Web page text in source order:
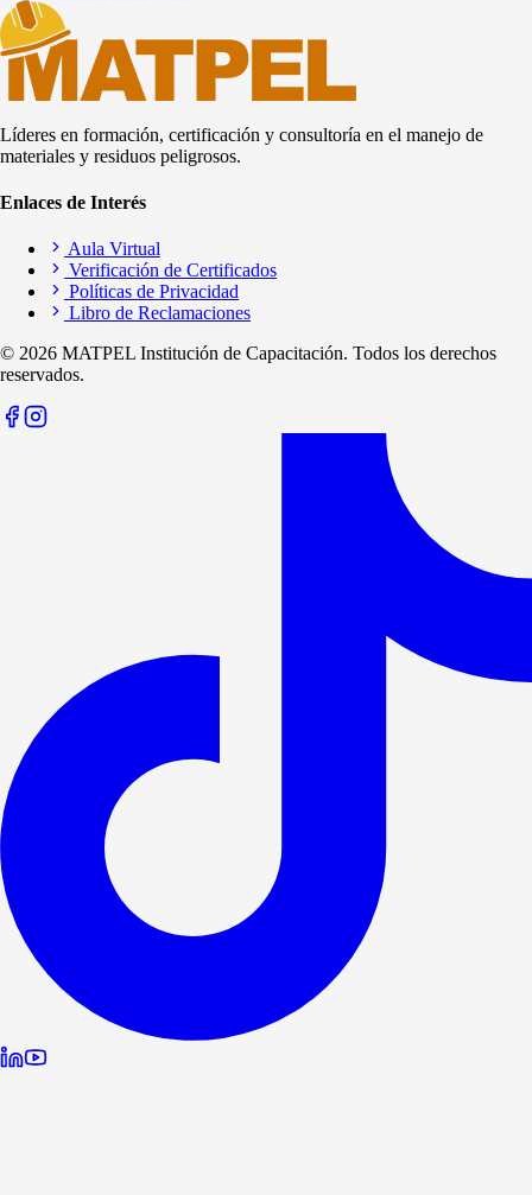
Líderes en formación, certificación y consultoría en el manejo de
materiales y residuos peligrosos.
Enlaces de Interés
Aula Virtual
Verificación de Certificados
Políticas de Privacidad
Libro de Reclamaciones
© 2026 MATPEL Institución de Capacitación. Todos los derechos
reservados.